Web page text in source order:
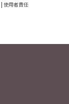
| 使用者責任